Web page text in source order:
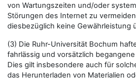
von Wartungszeiten und/oder
Störungen des Internet zu
diesbezüglich keine Gewährleistung
(3) Die Ruhr-Universität Bochum
fahrlässig und vorsätzlich
Dies gilt insbesondere auch für
das Herunterladen von Materialien